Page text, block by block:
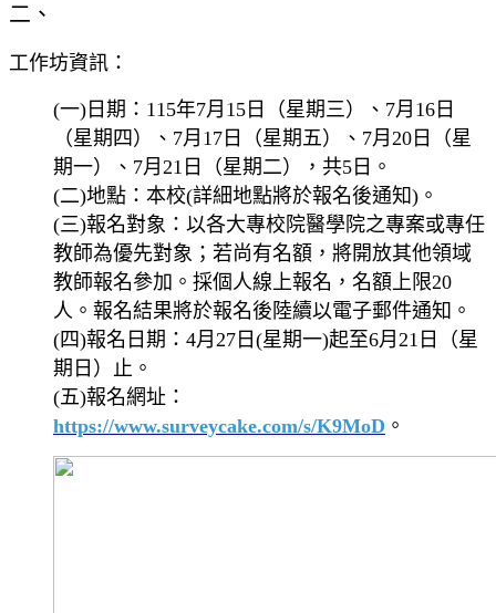
二、
工作坊資訊：
(一)日期：115年7月15日（星期三）、7月16日
（星期四）、7月17日（星期五）、7月20日（星
期一）、7月21日（星期二），共5日。
(二)地點：本校(詳細地點將於報名後通知)。
(三)報名對象：以各大專校院醫學院之專案或專任
教師為優先對象；若尚有名額，將開放其他領域
教師報名參加。採個人線上報名，名額上限20
人。報名結果將於報名後陸續以電子郵件通知。
(四)報名日期：4月27日(星期一)起至6月21日（星
期日）止。
(五)報名網址：
https://www.surveycake.com/s/K9MoD 。